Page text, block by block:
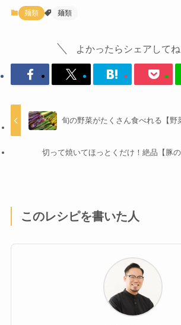
麺類 麺類
よかったらシェアしてね
旬の野菜がたくさん食べれる【野
切って焼いてほっとくだけ！絶品【豚の
このレシピを書いた人